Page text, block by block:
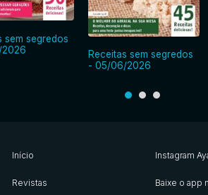
sem segredos
Receitas sem segredos
- 05/06/2026
Início
Revistas
Instagram
Baixe o app